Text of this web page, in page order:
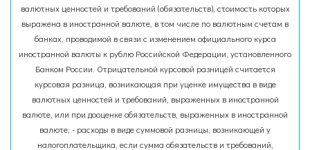
валютных ценностей и требований (обязательств), стоимость которых
выражена в иностранной валюте, в том числе по валютным счетам в
банках, проводимой в связи с изменением официального курса
иностранной валюты к рублю Российской Федерации, установленного
Банком России. Отрицательной курсовой разницей считается
курсовая разница, возникающая при уценке имущества в виде
валютных ценностей и требований, выраженных в иностранной
валюте, или при дооценке обязательств, выраженных в иностранной
валюте; - расходы в виде суммовой разницы, возникающей у
налогоплательщика, если сумма обязательств и требований,